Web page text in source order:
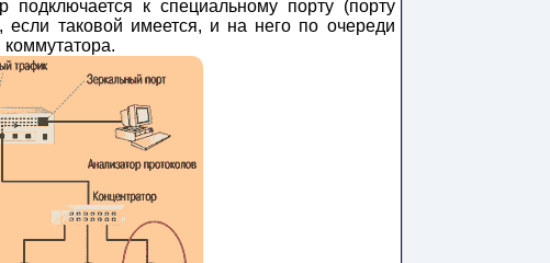
к специальному порту (порту
если таковой имеется, и на него по очереди